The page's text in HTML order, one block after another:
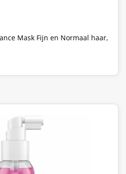
Mask Fijn en Normaal haar,